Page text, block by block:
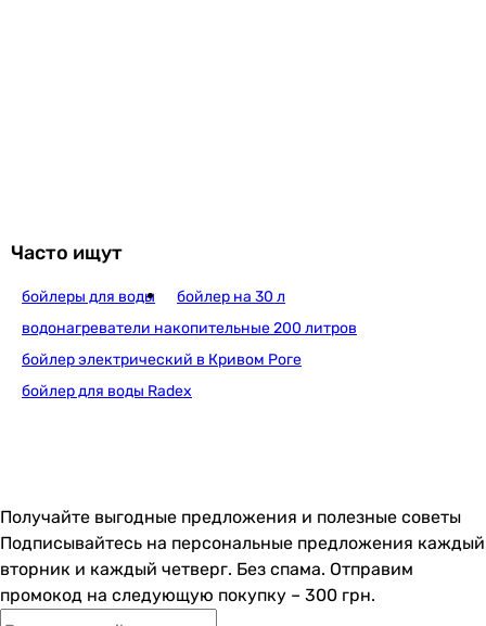
Atlantic Opro Profi VM 050 D400S
7 647грн
Часто ищут
бойлеры для воды
бойлер на 30 л
водонагреватели накопительные 200 литров
бойлер электрический в Кривом Роге
бойлер для воды Radex
Получайте выгодные предложения и полезные советы
Подписывайтесь на персональные предложения каждый
вторник и каждый четверг. Без спама. Отправим
промокод на следующую покупку – 300 грн.